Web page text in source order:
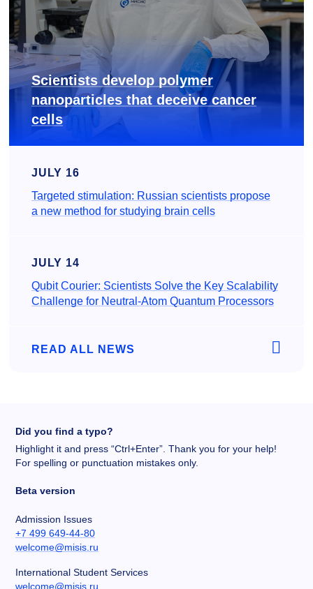
Scientists develop polymer
nanoparticles that deceive cancer
cells
JULY 16
Targeted stimulation: Russian scientists propose
a new method for studying brain cells
JULY 14
Qubit Courier: Scientists Solve the Key Scalability
Challenge for Neutral-Atom Quantum Processors
READ ALL NEWS
Did you find a typo?
Highlight it and press “Ctrl+Enter”. Thank you for your help!
For spelling or punctuation mistakes only.
Beta version
Admission Issues
+7 499 649-44-80
welcome@misis.ru
International Student Services
welcome@misis.ru